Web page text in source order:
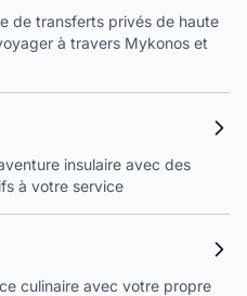
de transferts privés de haute
à travers Mykonos et
insulaire avec des
à votre service
culinaire avec votre propre